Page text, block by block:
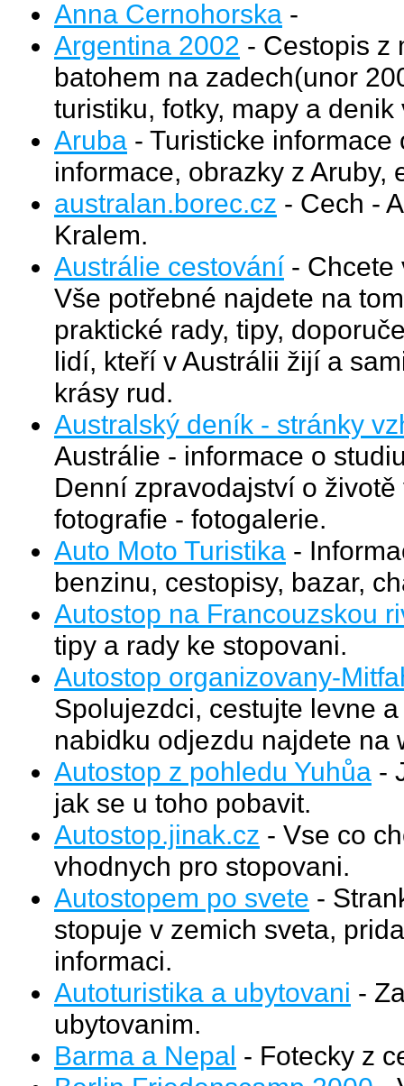
Anna Cernohorska -
Argentina 2002 - Cestopis z
batohem na zadech(unor
turistiku, fotky, mapy a denik
Aruba - Turisticke
informace, obrazky z Aruby,
australan.borec.cz - Cech -
Kralem.
Austrálie cestování- Chcete
Vše potřebné najdete na
praktické rady, tipy,
lidí, kteří v Austrálii žijí a
krásy rud.
Australský deník - stránky
Austrálie - informace o
Denní zpravodajství o
fotografie - fotogalerie.
Auto Moto Turistika -
benzinu, cestopisy, bazar,
Autostop na Francouzskou
tipy a rady ke stopovani.
Autostop organizovany-
Spolujezdci, cestujte levne
nabidku odjezdu najdete na
Autostop z pohledu Yuhůa -
jak se u toho pobavit.
Autostop.jinak.cz - Vse co
vhodnych pro stopovani.
Autostopem po svete -
stopuje v zemich sveta,
informaci.
Autoturistika a ubytovani -
ubytovanim.
Barma a Nepal - Fotecky z